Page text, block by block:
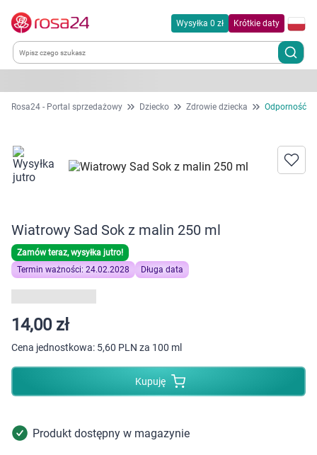
Wysyłka 0 zł Krótkie daty
Kategorie
Dla zwierząt
Zdrowie
Kobieta w ciąży i mama
Dziecko
Higiena
Kosmetyki
Mężczyzna
Rosa24 - Portal sprzedażowy Dziecko Zdrowie dziecka Odporność
Wiatrowy Sad Sok z malin 250 ml
Zamów teraz, wysyłka jutro!
Termin ważności: 24.02.2028
Długa data
14,00 zł
Cena jednostkowa: 5,60 PLN za 100 ml
Kupuję
Produkt dostępny w magazynie